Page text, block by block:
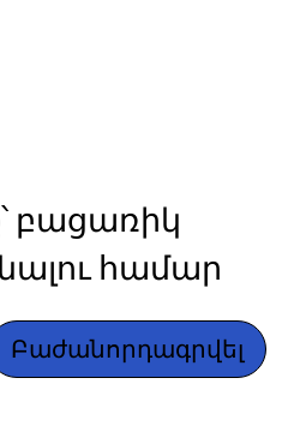
բացառիկ
համար
Բաժանորդագրվել